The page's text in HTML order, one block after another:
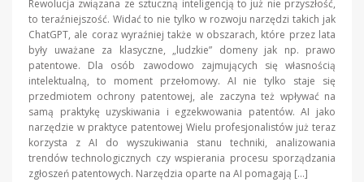
Rewolucja związana ze sztuczną inteligencją to już nie przyszłość,
to teraźniejszość. Widać to nie tylko w rozwoju narzędzi takich jak
ChatGPT, ale coraz wyraźniej także w obszarach, które przez lata
były uważane za klasyczne, „ludzkie” domeny jak np. prawo
patentowe. Dla osób zawodowo zajmujących się własnością
intelektualną, to moment przełomowy. AI nie tylko staje się
przedmiotem ochrony patentowej, ale zaczyna też wpływać na
samą praktykę uzyskiwania i egzekwowania patentów. AI jako
narzędzie w praktyce patentowej Wielu profesjonalistów już teraz
korzysta z AI do wyszukiwania stanu techniki, analizowania
trendów technologicznych czy wspierania procesu sporządzania
zgłoszeń patentowych. Narzędzia oparte na AI pomagają […]